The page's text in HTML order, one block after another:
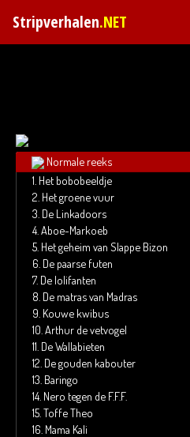
Stripverhalen.NET
Normale reeks
1. Het bobobeeldje
2. Het groene vuur
3. De Linkadoors
4. Aboe-Markoeb
5. Het geheim van Slappe Bizon
6. De paarse futen
7. De lolifanten
8. De matras van Madras
9. Kouwe kwibus
10. Arthur de vetvogel
11. De Wallabieten
12. De gouden kabouter
13. Baringo
14. Nero tegen de F.F.F.
15. Toffe Theo
16. Mama Kali